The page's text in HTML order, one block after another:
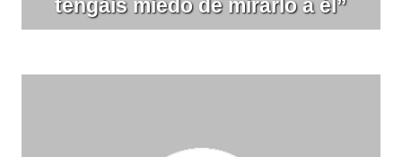
tengáis miedo de mirarlo a él”